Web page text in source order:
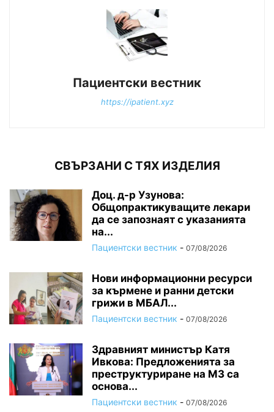
Пациентски вестник
https://ipatient.xyz
СВЪРЗАНИ С ТЯХ ИЗДЕЛИЯ
Доц. д-р Узунова:
Общопрактикуващите лекари
да се запознаят с указанията
на...
Пациентски вестник - 07/08/2026
Нови информационни ресурси
за кърмене и ранни детски
грижи в МБАЛ...
Пациентски вестник - 07/08/2026
Здравният министър Катя
Ивкова: Предложенията за
преструктуриране на МЗ са
основа...
Пациентски вестник - 07/08/2026